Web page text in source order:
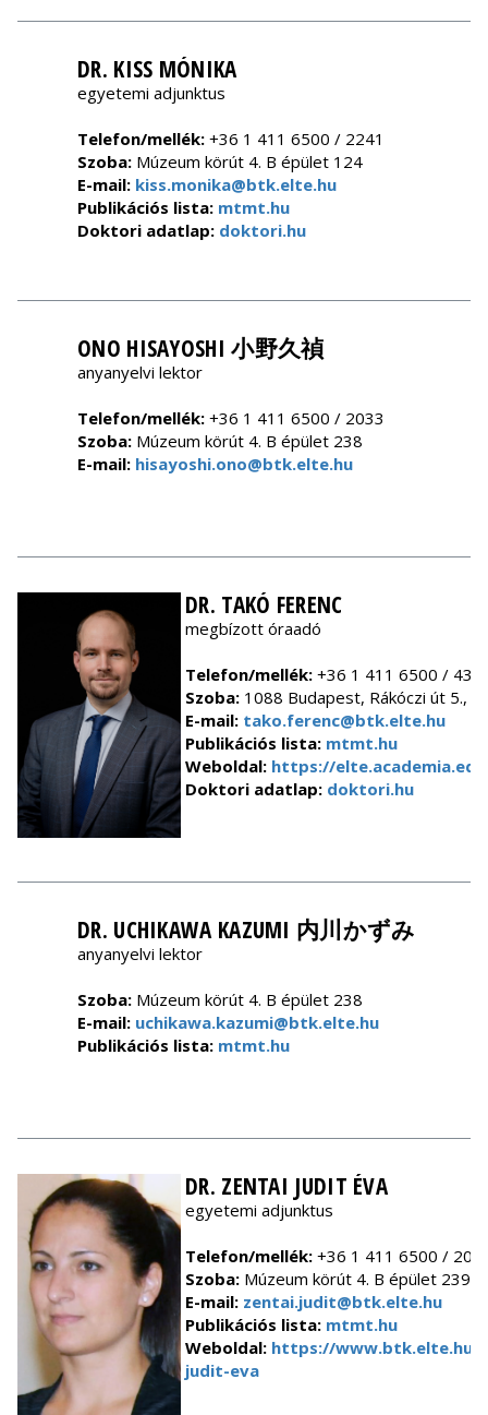
DR. KISS MÓNIKA
egyetemi adjunktus
Telefon/mellék: +36 1 411 6500 / 2241
Szoba: Múzeum körút 4. B épület 124
E-mail: kiss.monika@btk.elte.hu
Publikációs lista: mtmt.hu
Doktori adatlap: doktori.hu
ONO HISAYOSHI 小野久禎
anyanyelvi lektor
Telefon/mellék: +36 1 411 6500 / 2033
Szoba: Múzeum körút 4. B épület 238
E-mail: hisayoshi.ono@btk.elte.hu
DR. TAKÓ FERENC
megbízott óraadó
Telefon/mellék: +36 1 411 6500 /
Szoba: 1088 Budapest, Rákóczi út 5.,
E-mail: tako.ferenc@btk.elte.hu
Publikációs lista: mtmt.hu
Weboldal: https://
Doktori adatlap: doktori.hu
DR. UCHIKAWA KAZUMI 内川かずみ
anyanyelvi lektor
Szoba: Múzeum körút 4. B épület 238
E-mail: uchikawa.kazumi@btk.elte.hu
Publikációs lista: mtmt.hu
DR. ZENTAI JUDIT ÉVA
egyetemi adjunktus
Telefon/mellék: +36 1 411 6500 /
Szoba: Múzeum körút 4. B épület 239
E-mail: zentai.judit@btk.elte.hu
Publikációs lista: mtmt.hu
Weboldal: https://www.btk.elte.hu/
judit-eva